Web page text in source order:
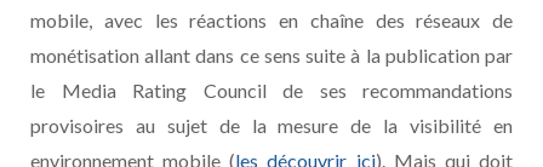
mobile, avec les réactions en chaîne des réseaux de
monétisation allant dans ce sens suite à la publication par
le Media Rating Council de ses recommandations
provisoires au sujet de la mesure de la visibilité en
environnement mobile (les découvrir ici). Mais qui doit